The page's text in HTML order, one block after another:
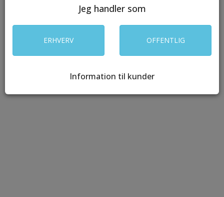
Jeg handler som
ERHVERV OFFENTLIG
Information til kunder